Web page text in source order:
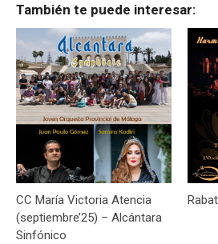
También te puede interesar:
CC María Victoria Atencia
(septiembre’25) – Alcántara
Sinfónico